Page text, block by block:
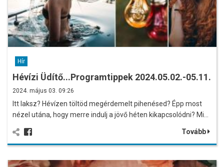
Hír
Hévízi Üdítő...Programtippek 2024.05.02.-05.11.
2024. május 03. 09:26
Itt laksz? Hévízen töltöd megérdemelt pihenésed? Épp most
nézel utána, hogy merre indulj a jövő héten kikapcsolódni? Mi…
Tovább